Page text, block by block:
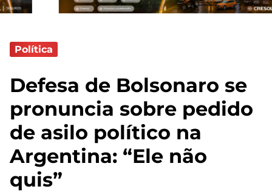
Política
Defesa de Bolsonaro se
pronuncia sobre pedido
de asilo político na
Argentina: “Ele não
quis”